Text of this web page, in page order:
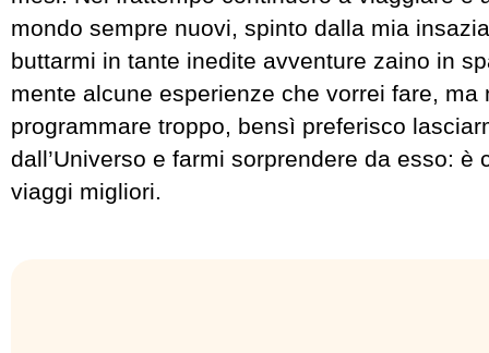
mondo sempre nuovi, spinto dalla mia
buttarmi in tante inedite avventure zaino in
mente alcune esperienze che vorrei fare, ma
programmare troppo, bensì preferisco
dall’Universo e farmi sorprendere da esso: è
viaggi migliori.